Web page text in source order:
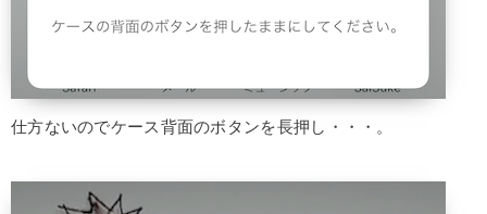
仕方ないのでケース背面のボタンを長押し・・・。